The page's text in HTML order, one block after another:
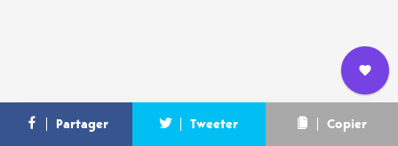
L’équipe
Nous
rejoindre
Newsletter
Partager Tweeter Copier
WANT MORE ?